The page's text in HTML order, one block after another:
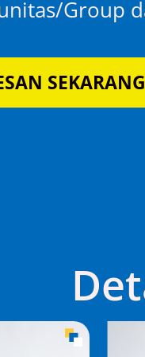
Group